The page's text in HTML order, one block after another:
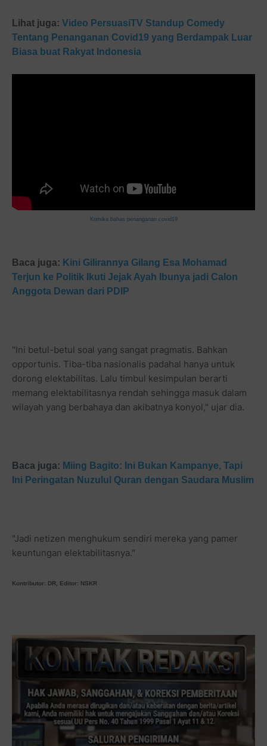
Lihat juga: Video PersuasiTV Standup Comedy
Tentang Penanganan Covid19 yang Berdampak Luar
Biasa buat Rakyat Indonesia
Komika bahas penanganan covid19
Baca juga: Kini Gilirannya Gilang Esa Mohamad
Terjun ke Politik Ikuti Jejak Ayah Ibunya jadi Calon
Anggota Dewan dari PDIP
"Ini betul-betul soal yang sangat pragmatis. Bahkan
opportunis. Tiba-tiba nasionalis padahal hanya untuk
dorong elektabilitas. Lalu timbul kesimpulan berarti
memang elektabilitasnya rendah sehingga masuk dalam
wilayah yang berbahaya dan akibatnya konyol," ujar dia.
Baca juga: Miing Bagito: Ini Bukan Kampanye, Tapi
Ini Peringatan Nuzulul Quran dengan Saudara Muslim
"Jadi netizen menghukum sendiri mereka yang pamer
keuntungan elektabilitasnya."
Kontributor: DR, Editor: NSKR